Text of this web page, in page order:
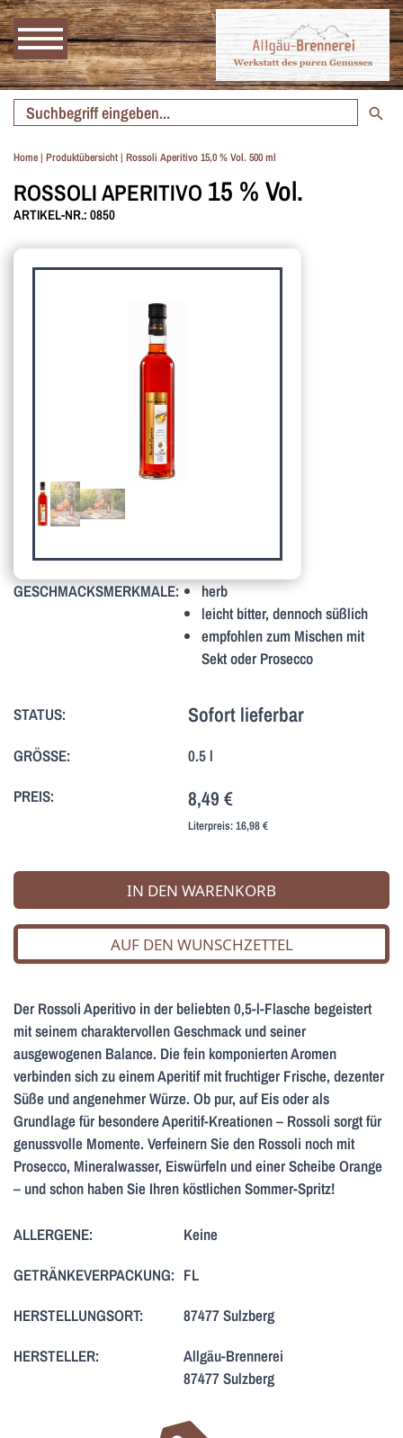
Home| Produktübersicht| Rossoli Aperitivo 15,0 % Vol. 500 ml
ROSSOLI APERITIVO 15 % Vol.
ARTIKEL-NR.: 0850
GESCHMACKSMERKMALE:
herb
leicht bitter, dennoch süßlich
empfohlen zum Mischen mit
Sekt oder Prosecco
STATUS: Sofort lieferbar
GRÖSSE:
0.5 l
PREIS:
8,49 €
Literpreis:16,98 €
IN DEN WARENKORB
AUF DEN WUNSCHZETTEL
Der Rossoli Aperitivo in der beliebten 0,5-l-Flasche begeistert
mit seinem charaktervollen Geschmack und seiner
ausgewogenen Balance. Die fein komponierten Aromen
verbinden sich zu einem Aperitif mit fruchtiger Frische, dezenter
Süße und angenehmer Würze. Ob pur, auf Eis oder als
Grundlage für besondere Aperitif-Kreationen – Rossoli sorgt für
genussvolle Momente. Verfeinern Sie den Rossoli noch mit
Prosecco, Mineralwasser, Eiswürfeln und einer Scheibe Orange
– und schon haben Sie Ihren köstlichen Sommer-Spritz!
ALLERGENE:
Keine
GETRÄNKEVERPACKUNG: FL
HERSTELLUNGSORT:
87477 Sulzberg
HERSTELLER:
Allgäu-Brennerei
87477 Sulzberg